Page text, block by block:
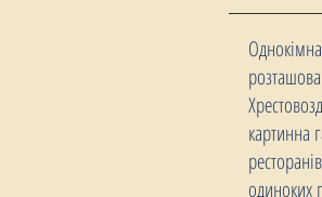
картинна
одиноких